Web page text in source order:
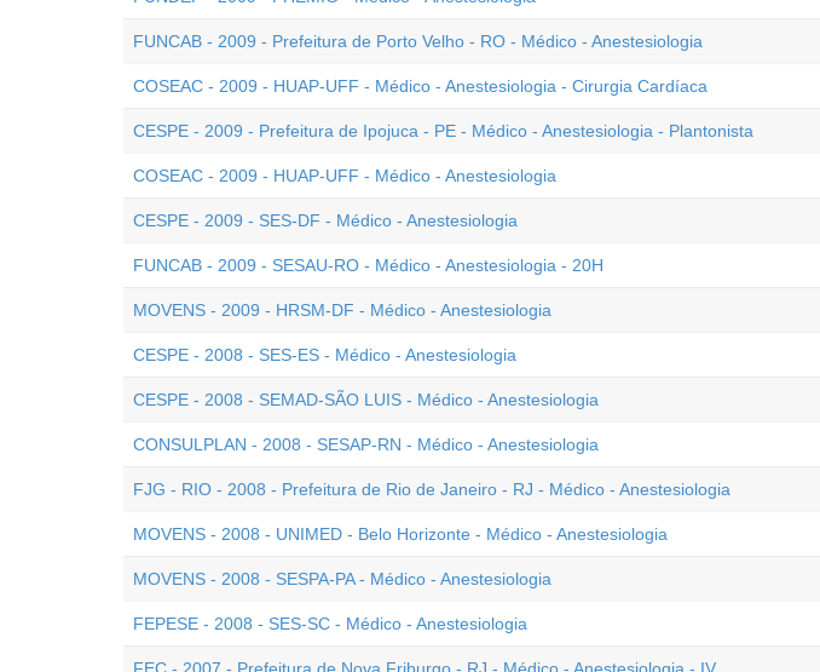
FUNCAB - 2009 - Prefeitura de Porto Velho - RO - Médico - Anestesiologia
COSEAC - 2009 - HUAP-UFF - Médico - Anestesiologia - Cirurgia Cardíaca
CESPE - 2009 - Prefeitura de Ipojuca - PE - Médico - Anestesiologia - Plantonista
COSEAC - 2009 - HUAP-UFF - Médico - Anestesiologia
CESPE - 2009 - SES-DF - Médico - Anestesiologia
FUNCAB - 2009 - SESAU-RO - Médico - Anestesiologia - 20H
MOVENS - 2009 - HRSM-DF - Médico - Anestesiologia
CESPE - 2008 - SES-ES - Médico - Anestesiologia
CESPE - 2008 - SEMAD-SÃO LUIS - Médico - Anestesiologia
CONSULPLAN - 2008 - SESAP-RN - Médico - Anestesiologia
FJG - RIO - 2008 - Prefeitura de Rio de Janeiro - RJ - Médico - Anestesiologia
MOVENS - 2008 - UNIMED - Belo Horizonte - Médico - Anestesiologia
MOVENS - 2008 - SESPA-PA - Médico - Anestesiologia
FEPESE - 2008 - SES-SC - Médico - Anestesiologia